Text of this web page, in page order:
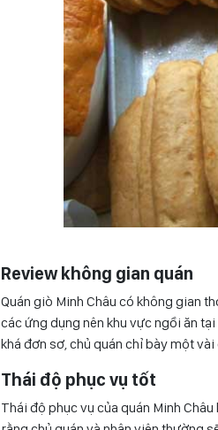
Review không gian quán
Quán giò Minh Châu có không gian
các ứng dụng nên khu vực ngồi ăn
khá đơn sơ, chủ quán chỉ bày một
Thái độ phục vụ tốt
Thái độ phục vụ của quán Minh